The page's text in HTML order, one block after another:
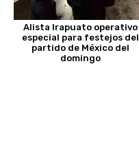
Alista Irapuato operativo
especial para festejos del
partido de México del
domingo